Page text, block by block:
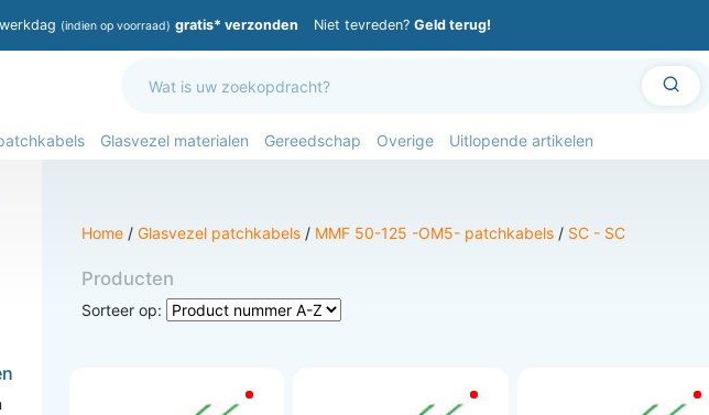
(indien op voorraad) gratis* verzonden Niet tevreden? Geld terug!
Glasvezel materialen Gereedschap Overige Uitlopende artikelen
Home / Glasvezel patchkabels / MMF 50-125 -OM5- patchkabels / SC - SC
Producten
Sorteer op: